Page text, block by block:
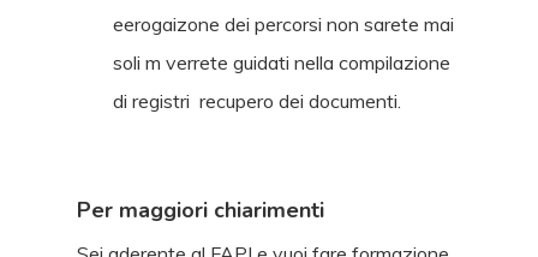
eerogaizone dei percorsi non sarete mai
soli m verrete guidati nella compilazione
di registri recupero dei documenti.
Per maggiori chiarimenti